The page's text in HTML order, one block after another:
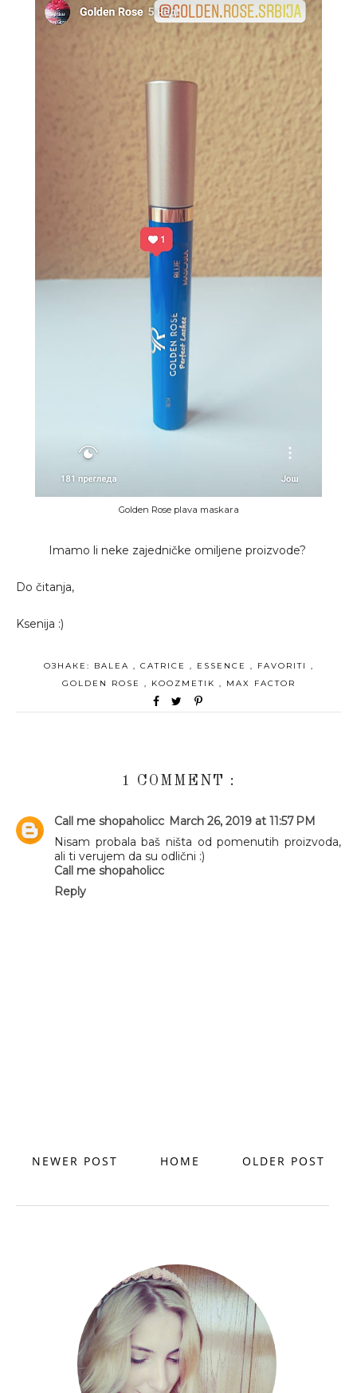
Golden Rose plava maskara
Imamo li neke zajedničke omiljene proizvode?
Do čitanja,
Ksenija :)
ОЗНАКЕ: BALEA , CATRICE , ESSENCE , FAVORITI ,
GOLDEN ROSE , KOOZMETIK , MAX FACTOR
1 COMMENT :
Call me shopaholicc March 26, 2019 at 11:57 PM
Nisam probala baš ništa od pomenutih proizvoda,
ali ti verujem da su odlični :)
Call me shopaholicc
Reply
NEWER POST OLDER POST
HOME